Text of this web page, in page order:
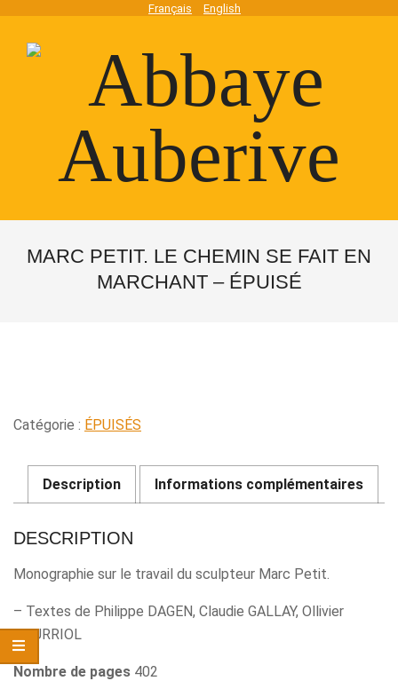
content
Français English
Abbaye
Auberive
Navigation
MARC PETIT. LE CHEMIN SE FAIT EN
MARCHANT – ÉPUISÉ
Catégorie : ÉPUISÉS
Description Informations complémentaires
DESCRIPTION
Monographie sur le travail du sculpteur Marc Petit.
– Textes de Philippe DAGEN, Claudie GALLAY, Ollivier
POURRIOL
Nombre de pages 402